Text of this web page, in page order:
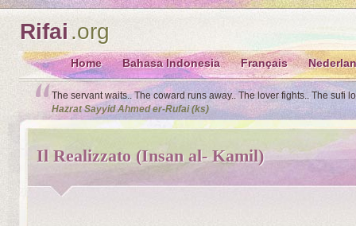
Rifai.org
Home Bahasa Indonesia Français
The servant waits.. The coward runs away.. The lover fights.. The sufi
Hazrat Sayyid Ahmed er-Rufai (ks)
Il Realizzato (Insan al- Kamil)